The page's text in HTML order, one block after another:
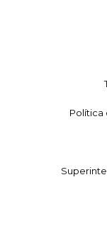
Política